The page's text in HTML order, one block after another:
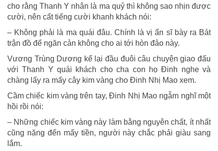
cho rằng Thanh Y nhân là ma quỷ thì không sao nhịn được
cười, nên cất tiếng cười khanh khách nói:
– Không phải là ma quái đâu. Chính là vị ẩn sĩ bày ra Bát
trận đồ để ngăn cản không cho ai tới hòn đảo này.
Vương Trùng Dương kể lại đầu đuôi câu chuyện giao đấu
với Thanh Y quái khách cho cha con họ Đinh nghe và
chàng lấy ra mấy cây kim vàng cho Đinh Nhị Mao xem.
Cầm chiếc kim vàng trên tay, Đinh Nhị Mao ngẫm nghĩ một
hồi rồi nói:
– Những chiếc kim vàng này làm bằng nguyên chất, ít nhất
cũng nặng đến mấy tiền, người này chắc phải giàu sang
lắm.